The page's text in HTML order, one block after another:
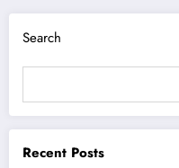
Search
Recent Posts